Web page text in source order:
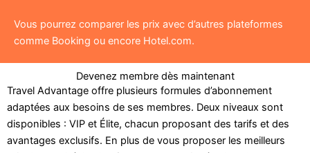
Vous pourrez comparer les prix avec d’autres plateformes
comme Booking ou encore Hotel.com.
Devenez membre dès maintenant
Travel Advantage offre plusieurs formules d’abonnement
adaptées aux besoins de ses membres. Deux niveaux sont
disponibles : VIP et Élite, chacun proposant des tarifs et des
avantages exclusifs. En plus de vous proposer les meilleurs